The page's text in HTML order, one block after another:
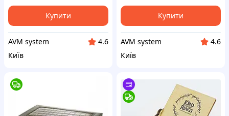
Купити
AVM system
4.6
Київ
Купити
AVM system
4.6
Київ